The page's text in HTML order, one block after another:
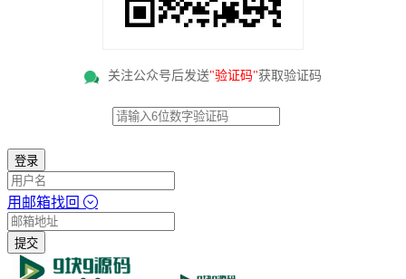
关注公众号后发送"验证码"获取验证码
登录
用邮箱找回
提交